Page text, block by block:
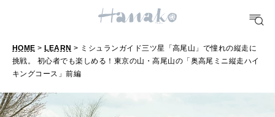
TRAVEL
HOME > LEARN > ミシュランガイド三ツ星「高尾山」で憧れの縦走に
挑戦。 初心者でも楽しめる！東京の山・高尾山の「奥高尾ミニ縦走ハイ
キングコース」前編